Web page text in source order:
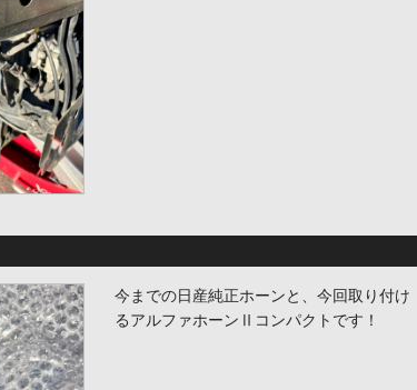
今までの日産純正ホーンと、今回取り付け
るアルファホーンⅡコンパクトです！